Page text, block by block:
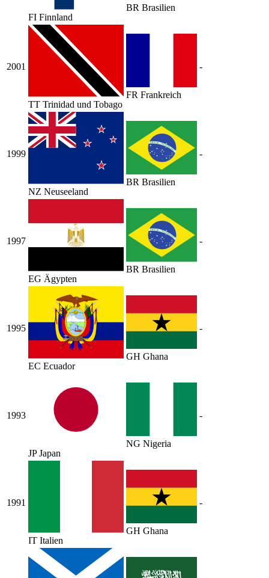
FI Finnland
BR Brasilien
2001
TT Trinidad und Tobago
FR Frankreich
-
1999
NZ Neuseeland
BR Brasilien
-
1997
EG Ägypten
BR Brasilien
-
1995
EC Ecuador
GH Ghana
-
1993
JP Japan
NG Nigeria
-
1991
IT Italien
GH Ghana
-